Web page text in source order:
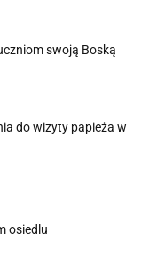
swoją Boską
do wizyty papieża w
osiedlu